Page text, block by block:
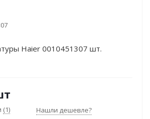
Haier 0010451307 шт.
(1) Нашли дешевле?